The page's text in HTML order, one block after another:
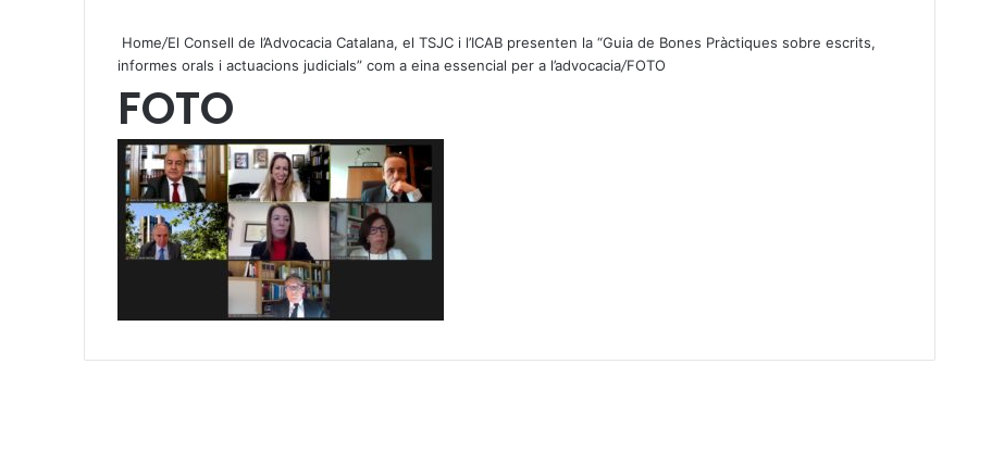
Home/El Consell de l’Advocacia Catalana, el TSJC i l’ICAB presenten la “Guia de Bones Pràctiques sobre escrits,
informes orals i actuacions judicials” com a eina essencial per a l’advocacia/FOTO
FOTO